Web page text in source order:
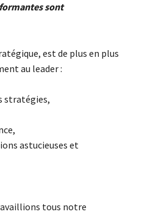
sont
est de plus en plus
au leader :
stratégies,
astucieuses et
tous notre